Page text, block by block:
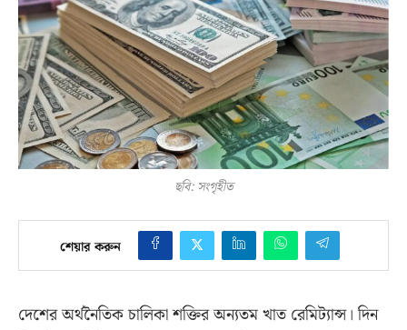
ছবি: সংগৃহীত
শেয়ার করুন
দেশের অর্থনৈতিক চালিকা শক্তির অন্যতম খাত রেমিট্যান্স। দিন